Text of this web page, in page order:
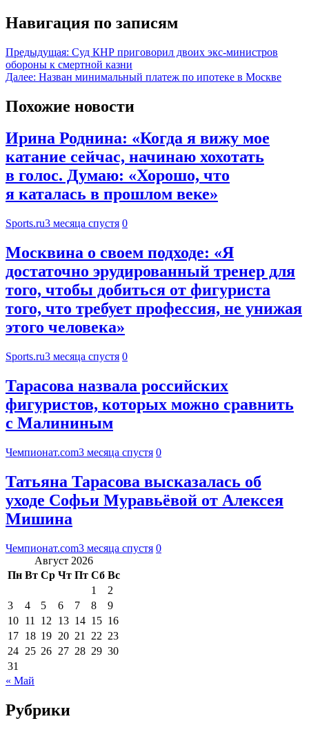
Навигация по записям
Предыдущая: Суд КНР приговорил двоих экс-министров
обороны к смертной казни
Далее: Назван минимальный платеж по ипотеке в Москве
Похожие новости
Ирина Роднина: «Когда я вижу мое
катание сейчас, начинаю хохотать
в голос. Думаю: «Хорошо, что
я каталась в прошлом веке»
Sports.ru3 месяца спустя 0
Москвина о своем подходе: «Я
достаточно эрудированный тренер для
того, чтобы добиться от фигуриста
того, что требует профессия, не унижая
этого человека»
Sports.ru3 месяца спустя 0
Тарасова назвала российских
фигуристов, которых можно сравнить
с Малининым
Чемпионат.com3 месяца спустя 0
Татьяна Тарасова высказалась об
уходе Софьи Муравьёвой от Алексея
Мишина
Чемпионат.com3 месяца спустя 0
Август 2026
Пн Вт Ср Чт Пт Сб Вс
1
2
3
4 5 6 7 8
9
10 11 12 13 14 15 16
17 18 19 20 21 22 23
24 25 26 27 28 29 30
31
« Май
Рубрики